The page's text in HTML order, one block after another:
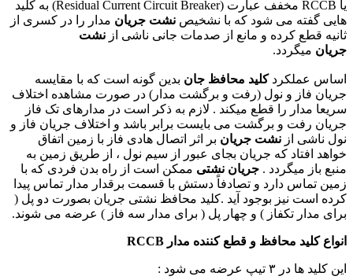
یا RCCB مخفف عبارت (Residual Current Circuit Breaker) به کلید
هایی گفته می شود که با نشخیص نشت جریان مدار را در کسری از
ثانیه قطع کرده و مانع از صدمات جانی ناشی از نشت
جریان میگردد.
اساس عملکردکلید محافظ جان بدین گونه است که با مقایسه
جریان فاز و نول (رفت و برگشت مدار) در صورت مشاهده اختلاف
سریعا مدار را قطع میکند . لازم به ذکر است در مدارهای تک فاز
جریان رفت و برگشت می بایست برابر باشد و اختلاف جریان فاز و
نول ناشی از نشت جریان بر اثر اتصال هادی فاز با زمین اتفاق
خواهد افتاد که جریان بجای عبور از سیم نول ، از طریق زمین به
منبع باز میگردد . جریان نشتی ممکن است از راه بدن فردی که با
زمین تماس دارد و تصادفاً دستش با قسمت برقدار مدار تماس پیدا
کرده است نیز بوجود آید .کلید محافظ نشتی جریان بصورت دو پل (
برای مدار تکفاز ) و چهار پل ( برای مدار سه فاز ) عرضه می شوند.
انواع کلید محافظ و قطع کننده مدار RCCB
این کلید ها در ۳ تیپ عرضه می شود :